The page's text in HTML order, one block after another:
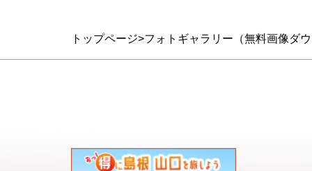
トップページ フォトギャラリー（無料画像ダ